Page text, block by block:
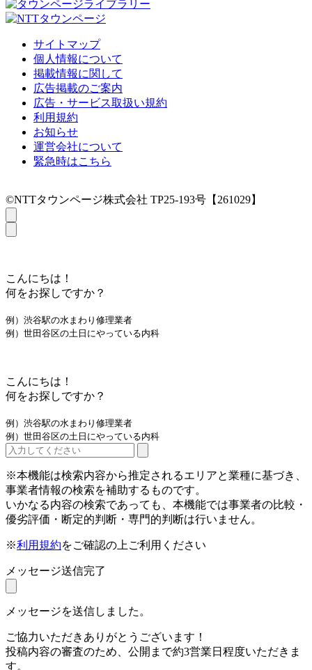
サイトマップ
個人情報について
掲載情報に関して
広告掲載のご案内
広告・サービス取扱い規約
利用規約
お知らせ
運営会社について
緊急時はこちら
©NTTタウンページ株式会社 TP25-193号【261029】
こんにちは！
何をお探しですか？
例）渋谷駅の水まわり修理業者
例）世田谷区の土日にやっている内科
こんにちは！
何をお探しですか？
例）渋谷駅の水まわり修理業者
例）世田谷区の土日にやっている内科
※本機能は検索内容から推定されるエリアと業種に基づき、
事業者情報の検索を補助するものです。
いかなる内容の検索であっても、本機能では事業者の比較・
優劣評価・断定的判断・専門的判断は行いません。
※利用規約をご確認の上ご利用ください
メッセージ送信完了
メッセージを送信しました。
ご協力いただきありがとうございます！
投稿内容の審査のため、公開まで約3営業日程度いただきま
す。